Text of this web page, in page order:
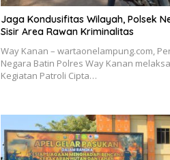
Jaga Kondusifitas Wilayah, Polsek
Sisir Area Rawan Kriminalitas
Way Kanan – wartaonelampung.com,
Negara Batin Polres Way Kanan
Kegiatan Patroli Cipta…